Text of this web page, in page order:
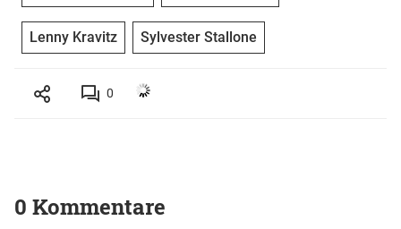
Lenny Kravitz Sylvester Stallone
0
0 Kommentare